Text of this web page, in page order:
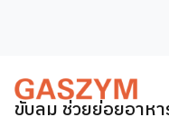
ขับลม ช่วยย่อยอาห